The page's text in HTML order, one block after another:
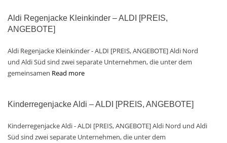
Aldi Regenjacke Kleinkinder – ALDI [PREIS,
ANGEBOTE]
Aldi Regenjacke Kleinkinder - ALDI [PREIS, ANGEBOTE] Aldi Nord
und Aldi Süd sind zwei separate Unternehmen, die unter dem
gemeinsamen Read more
Kinderregenjacke Aldi – ALDI [PREIS, ANGEBOTE]
Kinderregenjacke Aldi - ALDI [PREIS, ANGEBOTE] Aldi Nord und Aldi
Süd sind zwei separate Unternehmen, die unter dem